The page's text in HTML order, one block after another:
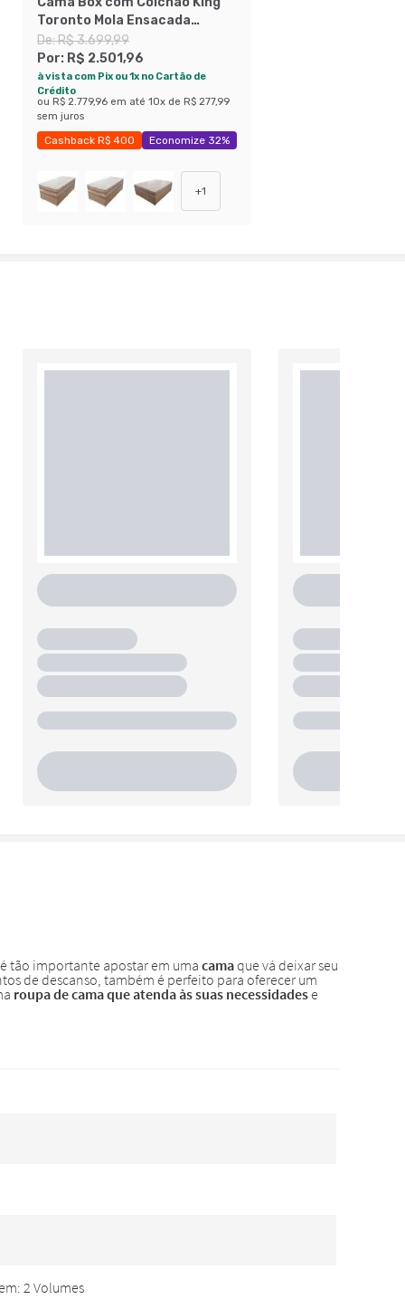
Toronto Mola Ensacada
(70x193x203) Dourado e Bege
De:R$ 3.699,99
Por: R$ 2.501,96
à vista com Pix ou 1x no Cartão de
Crédito
ou R$ 2.779,96 em até 10x de R$ 277,99
sem juros
Cashback R$ 400 Economize 32%
+1